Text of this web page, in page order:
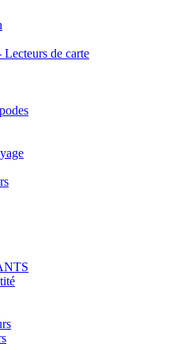
Lecteurs de carte